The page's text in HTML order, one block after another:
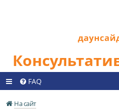
FAQ
На сайт